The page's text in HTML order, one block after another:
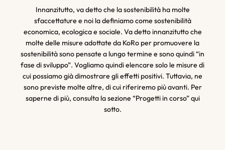
Innanzitutto, va detto che la sostenibilità ha molte
sfaccettature e noi la definiamo come sostenibilità
economica, ecologica e sociale. Va detto innanzitutto che
molte delle misure adottate da KoRo per promuovere la
sostenibilità sono pensate a lungo termine e sono quindi “in
fase di sviluppo”. Vogliamo quindi elencare solo le misure di
cui possiamo già dimostrare gli effetti positivi. Tuttavia, ne
sono previste molte altre, di cui riferiremo più avanti. Per
saperne di più, consulta la sezione “Progetti in corso” qui
sotto.